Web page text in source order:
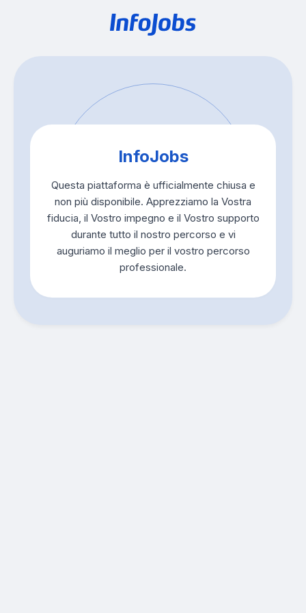
InfoJobs
Questa piattaforma è ufficialmente chiusa e
non più disponibile. Apprezziamo la Vostra
fiducia, il Vostro impegno e il Vostro supporto
durante tutto il nostro percorso e vi
auguriamo il meglio per il vostro percorso
professionale.